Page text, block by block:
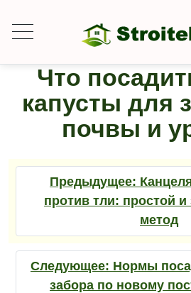
Что
капусты для
почвы и
Предыдущее:
против тли: простой
метод
Следующее: Нормы
забора по новому